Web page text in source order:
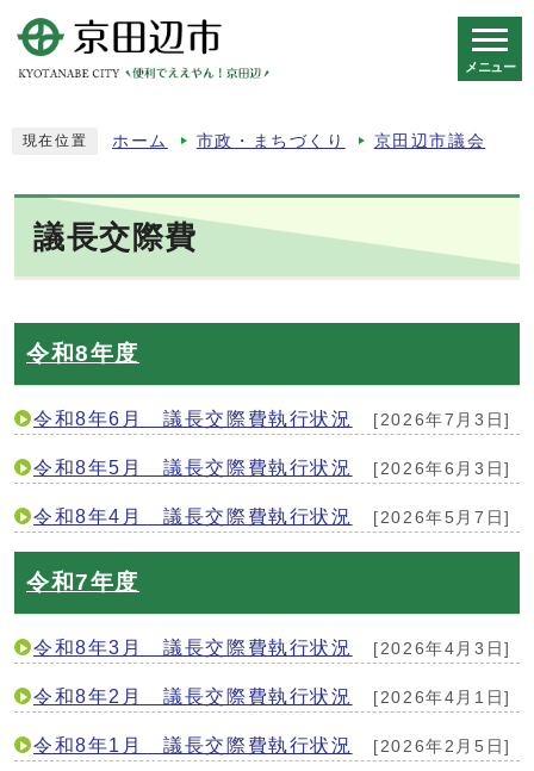
メニュー
現在位置 ホーム 市政・まちづくり 京田辺市議会
議長交際費
令和8年度
令和8年6月 議長交際費執行状況 [2026年7月3日]
令和8年5月 議長交際費執行状況 [2026年6月3日]
令和8年4月 議長交際費執行状況 [2026年5月7日]
令和7年度
令和8年3月 議長交際費執行状況 [2026年4月3日]
令和8年2月 議長交際費執行状況 [2026年4月1日]
令和8年1月 議長交際費執行状況 [2026年2月5日]